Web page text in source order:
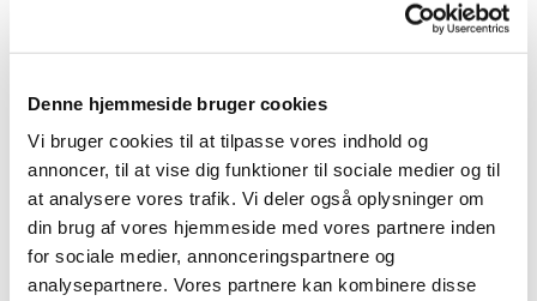
Denne hjemmeside bruger cookies
Vi bruger cookies til at tilpasse vores indhold og
annoncer, til at vise dig funktioner til sociale medier og til
at analysere vores trafik. Vi deler også oplysninger om
din brug af vores hjemmeside med vores partnere inden
for sociale medier, annonceringspartnere og
analysepartnere. Vores partnere kan kombinere disse
anvendelse af Teppeki (352-5) mod mellus i hovedkål (rød, hvid,
OBS:
Teppeki (352-5): Opbevaring- og anvendelsesforbud fra 1.
september 2026
Brugsanvisning